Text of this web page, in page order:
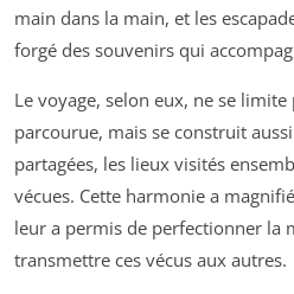
main dans la main, et les
forgé des souvenirs qui
Le voyage, selon eux, ne se limite
parcourue, mais se construit
partagées, les lieux visités
vécues. Cette harmonie a
leur a permis de perfectionner la
transmettre ces vécus aux autres.